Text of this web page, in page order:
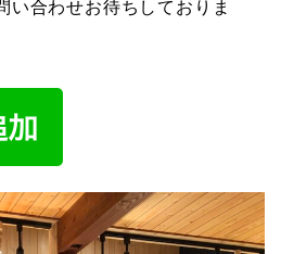
い合わせお待ちしておりま